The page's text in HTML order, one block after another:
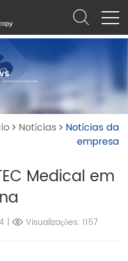
Notícias
Notícias da
empresa
Medical em
| Visualizações: 1157